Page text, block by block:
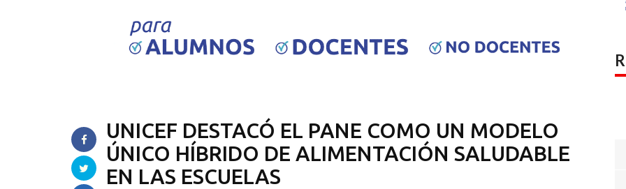
UNICEF DESTACÓ EL PANE COMO UN MODELO
ÚNICO HÍBRIDO DE ALIMENTACIÓN SALUDABLE
EN LAS ESCUELAS